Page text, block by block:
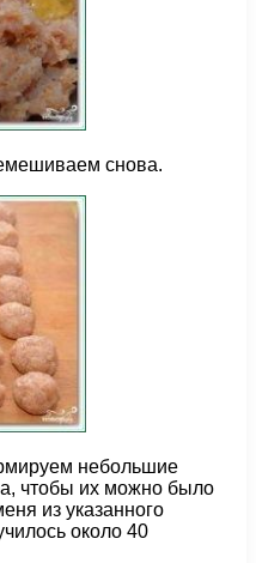
снова.
небольшие
чтобы их можно было
из указанного
около 40